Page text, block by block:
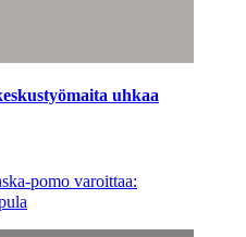
uhkaa
pomo varoittaa: